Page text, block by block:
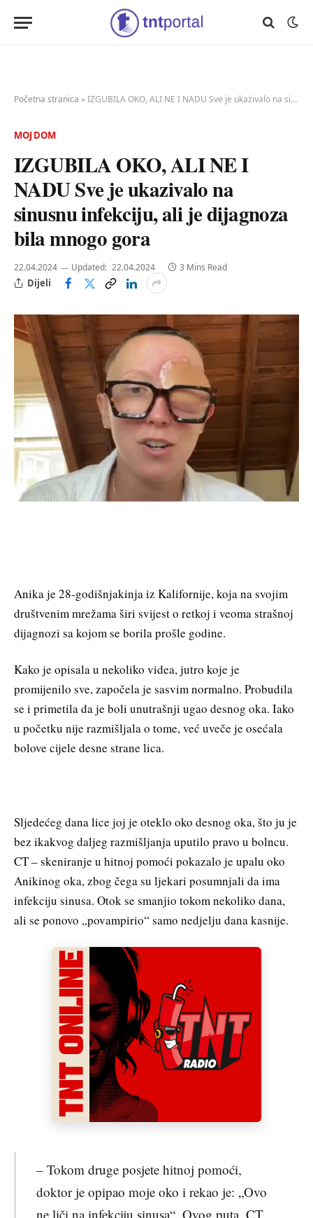
Početna stranica »IZGUBILA OKO, ALI NE I NADU Sve je ukazivalo na sinusnu infekciju, ali je dijagnoza bila mnogo gora
MOJ DOM
IZGUBILA OKO, ALI NE I
NADU Sve je ukazivalo na
sinusnu infekciju, ali je dijagnoza
bila mnogo gora
22.04.2024 Updated: 22.04.2024 3 Mins Read
Dijeli
Anika je 28-godišnjakinja iz Kalifornije, koja na svojim
društvenim mrežama širi svijest o retkoj i veoma strašnoj
dijagnozi sa kojom se borila prošle godine.
Kako je opisala u nekoliko videa, jutro koje je
promijenilo sve, započela je sasvim normalno. Probudila
se i primetila da je boli unutrašnji ugao desnog oka. Iako
u početku nije razmišljala o tome, već uveče je osećala
bolove cijele desne strane lica.
Sljedećeg dana lice joj je oteklo oko desnog oka, što ju je
bez ikakvog daljeg razmišljanja uputilo pravo u bolncu.
CT – skeniranje u hitnoj pomoći pokazalo je upalu oko
Anikinog oka, zbog čega su ljekari posumnjali da ima
infekciju sinusa. Otok se smanjio tokom nekoliko dana,
ali se ponovo „povampirio“ samo nedjelju dana kasnije.
– Tokom druge posjete hitnoj pomoći,
doktor je opipao moje oko i rekao je: „Ovo
ne liči na infekciju sinusa“. Ovog puta, CT